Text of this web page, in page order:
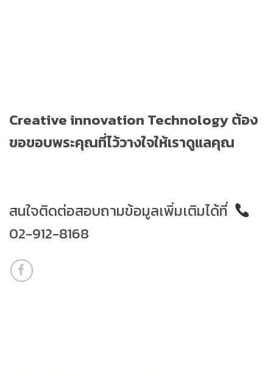
Creative innovation Technology ต้อง
ขอขอบพระคุณที่ไว้วางใจให้เราดูแลคุณ
สนใจติดต่อสอบถามข้อมูลเพิ่มเติมได้ที่
02-912-8168